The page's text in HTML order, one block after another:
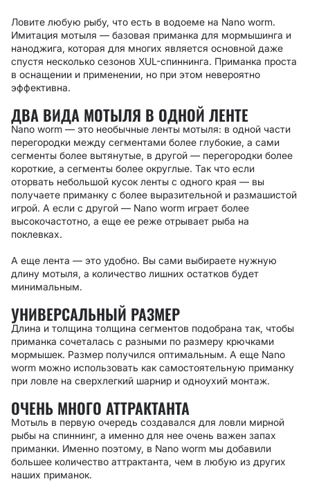
Ловите любую рыбу, что есть в водоеме на Nano worm.
Имитация мотыля — базовая приманка для мормышинга и
наноджига, которая для многих является основной даже
спустя несколько сезонов XUL-спиннинга. Приманка проста
в оснащении и применении, но при этом невероятно
эффективна.
ДВА ВИДА МОТЫЛЯ В ОДНОЙ ЛЕНТЕ
Nano worm — это необычные ленты мотыля: в одной части
перегородки между сегментами более глубокие, а сами
сегменты более вытянутые, в другой — перегородки более
короткие, а сегменты более округлые. Так что если
оторвать небольшой кусок ленты с одного края — вы
получаете приманку с более выразительной и размашистой
игрой. А если с другой — Nano worm играет более
высокочастотно, а еще ее реже отрывает рыба на
поклевках.
А еще лента — это удобно. Вы сами выбираете нужную
длину мотыля, а количество лишних остатков будет
минимальным.
УНИВЕРСАЛЬНЫЙ РАЗМЕР
Длина и толщина толщина сегментов подобрана так, чтобы
приманка сочеталась с разными по размеру крючками
мормышек. Размер получился оптимальным. А еще Nano
worm можно использовать как самостоятельную приманку
при ловле на сверхлегкий шарнир и одноухий монтаж.
ОЧЕНЬ МНОГО АТТРАКТАНТА
Мотыль в первую очередь создавался для ловли мирной
рыбы на спиннинг, а именно для нее очень важен запах
приманки. Именно поэтому, в Nano worm мы добавили
большее количество аттрактанта, чем в любую из других
наших приманок.